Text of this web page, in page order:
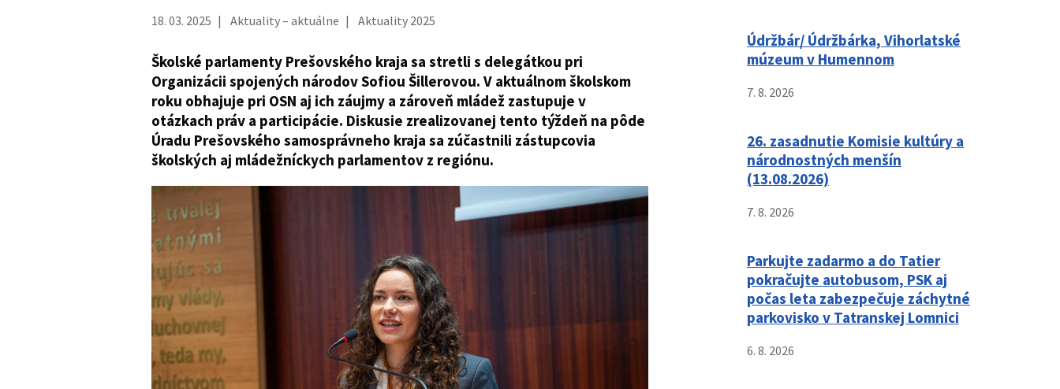
18. 03. 2025 Aktuality – aktuálne Aktuality 2025
Školské parlamenty Prešovského kraja sa stretli s delegátkou pri
Organizácii spojených národov Sofiou Šillerovou. V aktuálnom školskom
roku obhajuje pri OSN aj ich záujmy a zároveň mládež zastupuje v
otázkach práv a participácie. Diskusie zrealizovanej tento týždeň na pôde
Úradu Prešovského samosprávneho kraja sa zúčastnili zástupcovia
školských aj mládežníckych parlamentov z regiónu.
Údržbár/ Údržbárka, Vihorlatské
múzeum v Humennom
7. 8. 2026
26. zasadnutie Komisie kultúry a
národnostných menšín
(13.08.2026)
7. 8. 2026
Parkujte zadarmo a do Tatier
pokračujte autobusom, PSK aj
počas leta zabezpečuje záchytné
parkovisko v Tatranskej Lomnici
6. 8. 2026